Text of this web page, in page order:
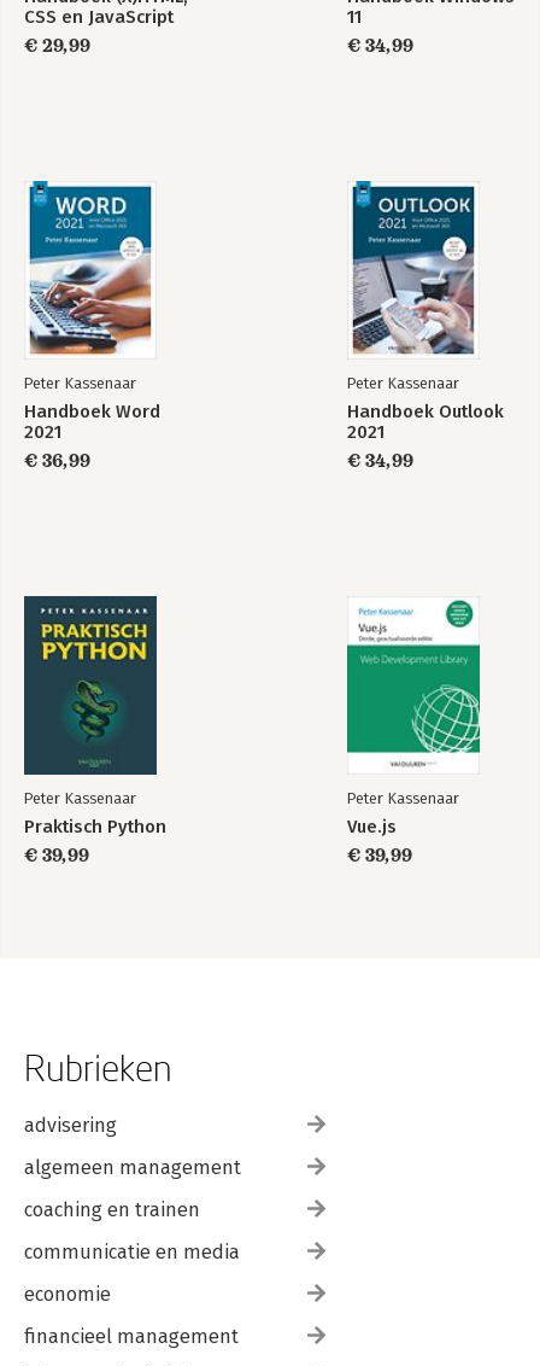
Praktisch Python
Het Complete Boek
Office 2024
Bekijk alle boeken
CSS en JavaScript
€ 29,99
11
€ 34,99
Peter Kassenaar
Handboek Word
2021
€ 36,99
Peter Kassenaar
Handboek Outlook
2021
€ 34,99
Peter Kassenaar
Praktisch Python
€ 39,99
Peter Kassenaar
Vue.js
€ 39,99
Rubrieken
advisering
algemeen management
coaching en trainen
communicatie en media
economie
financieel management